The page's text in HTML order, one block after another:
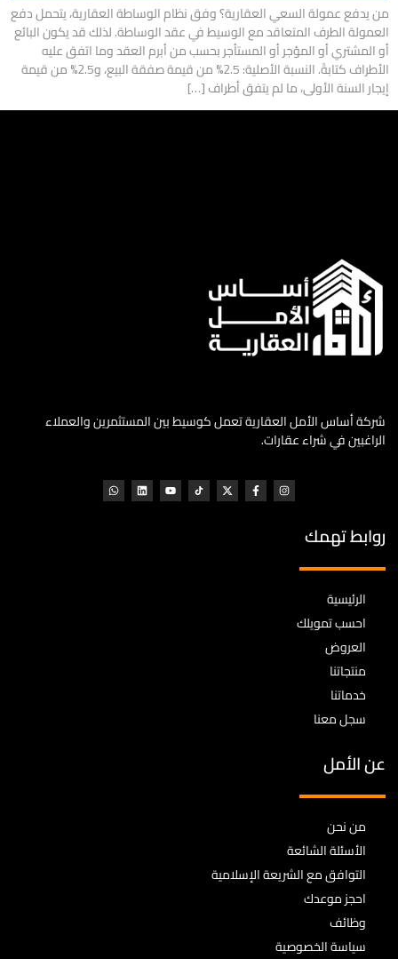
من يدفع عمولة السعي العقارية؟ وفق نظام الوساطة العقارية، يتحمل دفع
العمولة الطرف المتعاقد مع الوسيط في عقد الوساطة. لذلك قد يكون البائع
أو المشتري أو المؤجر أو المستأجر بحسب من أبرم العقد وما اتفق عليه
الأطراف كتابةً. النسبة الأصلية: 2.5% من قيمة صفقة البيع، و2.5% من قيمة
إيجار السنة الأولى، ما لم يتفق أطراف […]
شركة أساس الأمل العقارية تعمل كوسيط بين المستثمرين والعملاء
الراغبين في شراء عقارات.
روابط تهمك
الرئيسية
احسب تمويلك
العروض
منتجاتنا
خدماتنا
سجل معنا
عن الأمل
من نحن
الأسئلة الشائعة
التوافق مع الشريعة الإسلامية
احجز موعدك
وظائف
سياسة الخصوصية